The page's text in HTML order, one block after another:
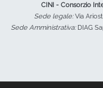
CINI - Consorzio
Sede legale:Via
Sede Amministrativa:DIAG